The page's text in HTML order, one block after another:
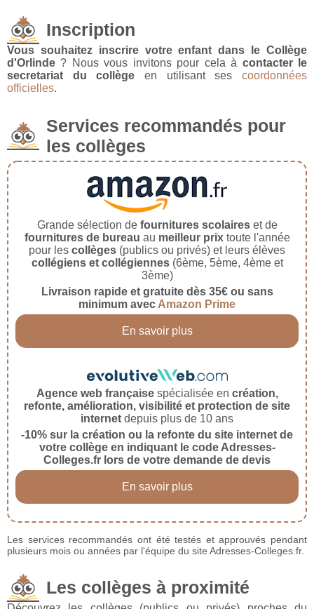
Inscription
Vous souhaitez inscrire votre enfant dans le Collège
d'Orlinde ? Nous vous invitons pour cela à contacter le
secretariat du collège en utilisant sescoordonnées
officielles.
Services recommandés pour
les collèges
Grande sélection de fournitures scolaireset de
fournitures de bureau au meilleur prixtoute l'année
pour les collèges (publics ou privés) et leurs élèves
collégiens et collégiennes(6ème, 5ème, 4ème et
3ème)
Livraison rapide et gratuite dès 35€ ou sans
minimum avec Amazon Prime
En savoir plus
Agence web françaisespécialisée en création,
refonte, amélioration, visibilité et protection de site
internet depuis plus de 10 ans
-10% sur la création ou la refonte du site internet de
votre collège en indiquant le code Adresses-
Colleges.fr lors de votre demande de devis
En savoir plus
Les services recommandés ont été testés et approuvés pendant
plusieurs mois ou années par l'équipe du site Adresses-Colleges.fr.
Les collèges à proximité